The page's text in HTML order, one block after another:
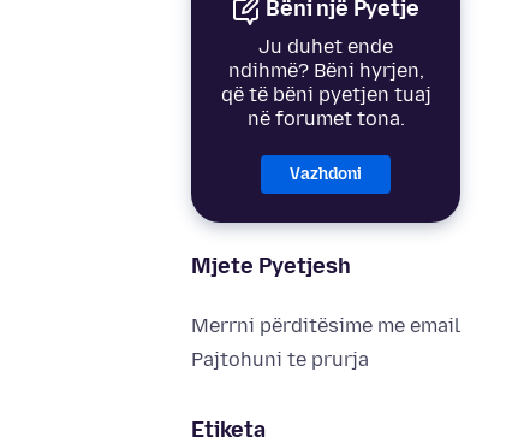
Bëni një Pyetje
Ju duhet ende
ndihmë? Bëni hyrjen,
që të bëni pyetjen tuaj
në forumet tona.
Vazhdoni
Mjete Pyetjesh
Merrni përditësime me email
Pajtohuni te prurja
Etiketa